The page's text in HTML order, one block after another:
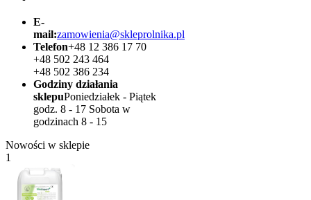
E-
mail:zamowienia@skleprolnika.pl
Telefon+48 12 386 17 70
+48 502 243 464
+48 502 386 234
Godziny działania
sklepuPoniedziałek - Piątek
godz. 8 - 17 Sobota w
godzinach 8 - 15
Nowości w sklepie
1